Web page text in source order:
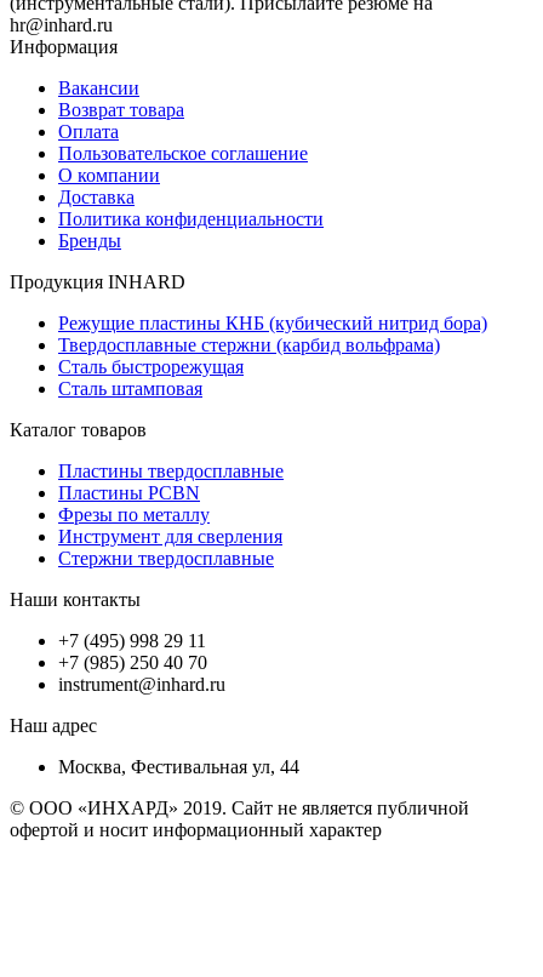
hr@inhard.ru
Информация
Вакансии
Возврат товара
Оплата
Пользовательское соглашение
О компании
Доставка
Политика конфиденциальности
Бренды
Продукция INHARD
Режущие пластины КНБ (кубический нитрид бора)
Твердосплавные стержни (карбид вольфрама)
Сталь быстрорежущая
Сталь штамповая
Каталог товаров
Пластины твердосплавные
Пластины PCBN
Фрезы по металлу
Инструмент для сверления
Стержни твердосплавные
Наши контакты
+7 (495) 998 29 11
+7 (985) 250 40 70
instrument@inhard.ru
Наш адрес
Москва, Фестивальная ул, 44
© ООО «ИНХАРД» 2019. Сайт не является публичной
офертой и носит информационный характер